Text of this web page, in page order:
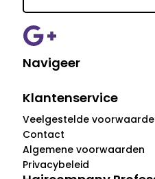
Navigeer
Klantenservice
Veelgestelde
Contact
Algemene voorwaarden
Privacybeleid